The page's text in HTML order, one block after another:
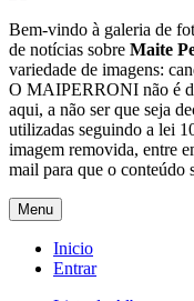
Bem-vindo à galeria de
de notícias sobre Maite
variedade de imagens:
O MAIPERRONI não é
aqui, a não ser que seja
utilizadas seguindo a lei
imagem removida, entre
mail para que o conteúdo
Menu
Inicio
Entrar